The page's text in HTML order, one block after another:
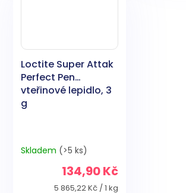
Loctite Super Attak
Perfect Pen
vteřinové lepidlo, 3
g
Skladem (>5 ks)
134,90 Kč
Měrná
5 865,22 Kč / 1 kg